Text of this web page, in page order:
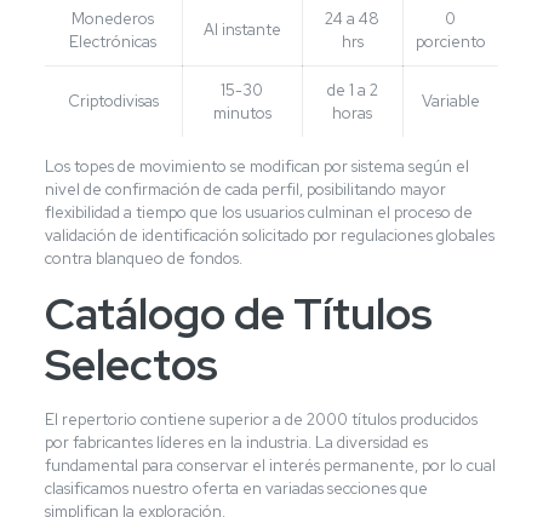
Monederos
Electrónicas
Al instante
24 a 48
hrs
0
porciento
Criptodivisas
15-30
minutos
de 1 a 2
horas
Variable
Los topes de movimiento se modifican por sistema según el
nivel de confirmación de cada perfil, posibilitando mayor
flexibilidad a tiempo que los usuarios culminan el proceso de
validación de identificación solicitado por regulaciones globales
contra blanqueo de fondos.
Catálogo de Títulos
Selectos
El repertorio contiene superior a de 2000 títulos producidos
por fabricantes líderes en la industria. La diversidad es
fundamental para conservar el interés permanente, por lo cual
clasificamos nuestro oferta en variadas secciones que
simplifican la exploración.